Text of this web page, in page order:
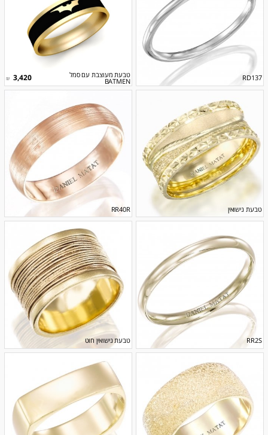
טבעת מעוצבת עם סמל
BATMEN
3,420
₪ RD137
RR40R טבעת נישואין
טבעת נישואין חוט RR2S